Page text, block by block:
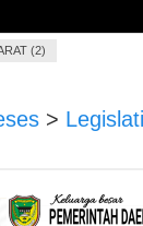
(2)
>